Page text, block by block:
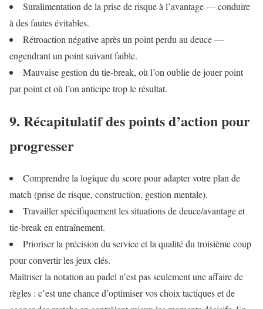
Suralimentation de la prise de risque à l’avantage — conduire
à des fautes évitables.
Rétroaction négative après un point perdu au deuce —
engendrant un point suivant faible.
Mauvaise gestion du tie-break, où l’on oublie de jouer point
par point et où l’on anticipe trop le résultat.
9. Récapitulatif des points d’action pour
progresser
Comprendre la logique du score pour adapter votre plan de
match (prise de risque, construction, gestion mentale).
Travailler spécifiquement les situations de deuce/avantage et
tie-break en entraînement.
Prioriser la précision du service et la qualité du troisième coup
pour convertir les jeux clés.
Maîtriser la notation au padel n’est pas seulement une affaire de
règles : c’est une chance d’optimiser vos choix tactiques et de